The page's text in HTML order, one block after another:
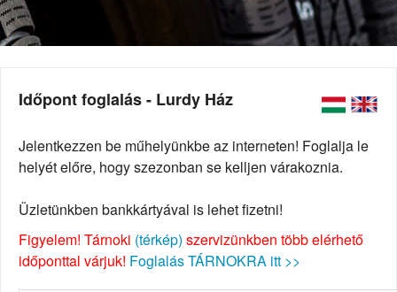
Időpont foglalás - Lurdy Ház
Jelentkezzen be műhelyünkbe az interneten! Foglalja le
helyét előre, hogy szezonban se kelljen várakoznia.
Üzletünkben bankkártyával is lehet fizetni!
Figyelem! Tárnoki (térkép) szervizünkben több elérhető
időponttal várjuk! Foglalás TÁRNOKRA itt >>